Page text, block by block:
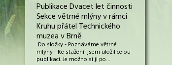
Publikace Dvacet let činnosti
Sekce větrné mlýny v rámci
Kruhu přátel Technického
muzea v Brně
Do složky - Poznáváme větrné
mlýny - Ke stažení jsem uložil celou
publikaci. Je možno si ji po…